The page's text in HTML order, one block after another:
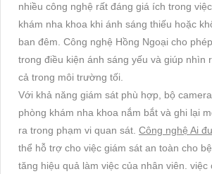
nhiều công nghệ rất đáng giá ích trong
khám nha khoa khi ánh sáng thiếu hoặc
ban đêm. Công nghệ Hồng Ngoại cho
trong điều kiện ánh sáng yếu và giúp nhìn
cả trong môi trường tối.
Với khả năng giám sát phù hợp, bộ
phòng khám nha khoa nắm bắt và ghi lại
ra trong phạm vi quan sát. Công nghệ Ai
thể hỗ trợ cho việc giám sát an toàn cho
tăng hiệu quả làm việc của nhân viên. việc